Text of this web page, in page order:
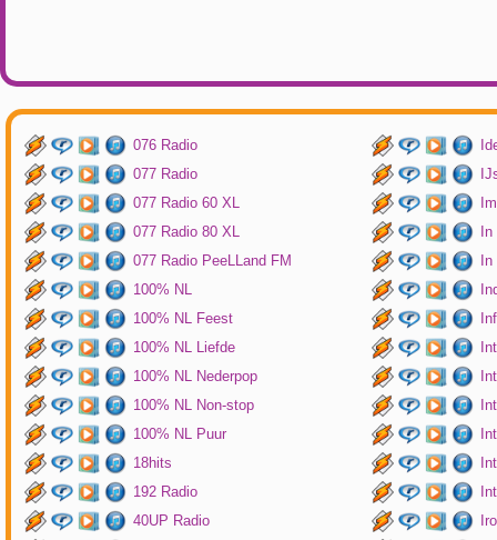
076 Radio
077 Radio
077 Radio 60 XL
077 Radio 80 XL
077 Radio PeeLLand FM
100% NL
100% NL Feest
100% NL Liefde
100% NL Nederpop
100% NL Non-stop
100% NL Puur
18hits
192 Radio
40UP Radio